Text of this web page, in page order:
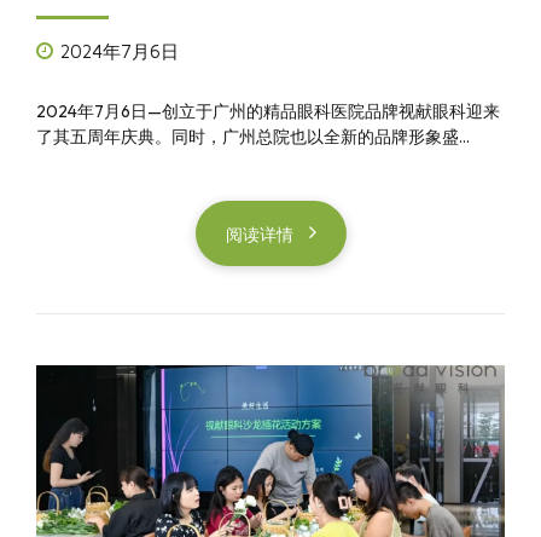
2024年7月6日
2024年7月6日—创立于广州的精品眼科医院品牌视献眼科迎来
了其五周年庆典。同时，广州总院也以全新的品牌形象盛...
阅读详情